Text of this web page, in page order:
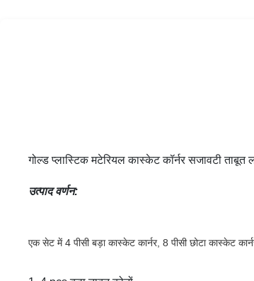
गोल्ड प्लास्टिक मटेरियल कास्केट कॉर्नर सजावटी
उत्पाद वर्णन:
एक सेट में 4 पीसी बड़ा कास्केट कार्नर, 8 पीसी छोटा कास्केट